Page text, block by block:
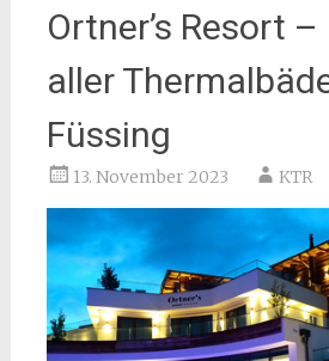
Ortner’s Resort
aller
Füssing
13. November 2023 KTR